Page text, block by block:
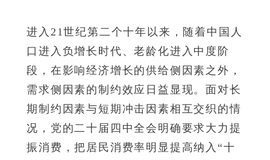
进入21世纪第二个十年以来，随着中国人
口进入负增长时代、老龄化进入中度阶
段，在影响经济增长的供给侧因素之外，
需求侧因素的制约效应日益显现。面对长
期制约因素与短期冲击因素相互交织的情
况，党的二十届四中全会明确要求大力提
振消费，把居民消费率明显提高纳入“十